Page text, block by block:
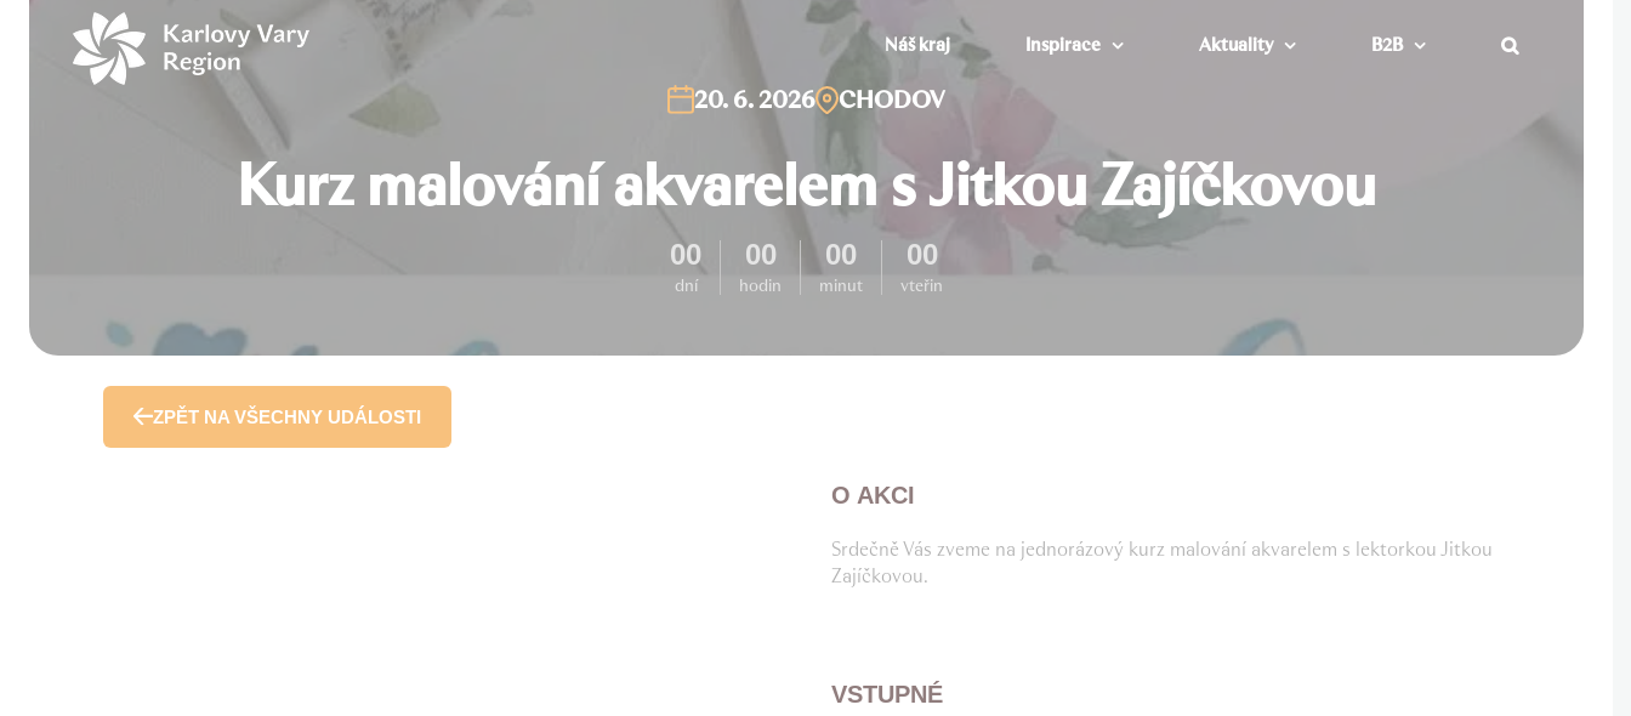
Náš kraj Inspirace Aktuality B2B
20. 6. 2026 CHODOV
Kurz malování akvarelem s Jitkou Zajíčkovou
00
dní
00
hodin
00
minut
00
vteřin
ZPĚT NA VŠECHNY UDÁLOSTI
O AKCI
Srdečně Vás zveme na jednorázový kurz malování akvarelem s lektorkou Jitkou
Zajíčkovou.
VSTUPNÉ